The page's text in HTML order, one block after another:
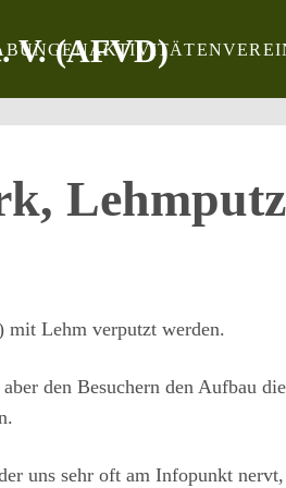
AKTIVITÄTEN
mit Lehm verputzt werden.
den Besuchern den Aufbau
uns sehr oft am Infopunkt